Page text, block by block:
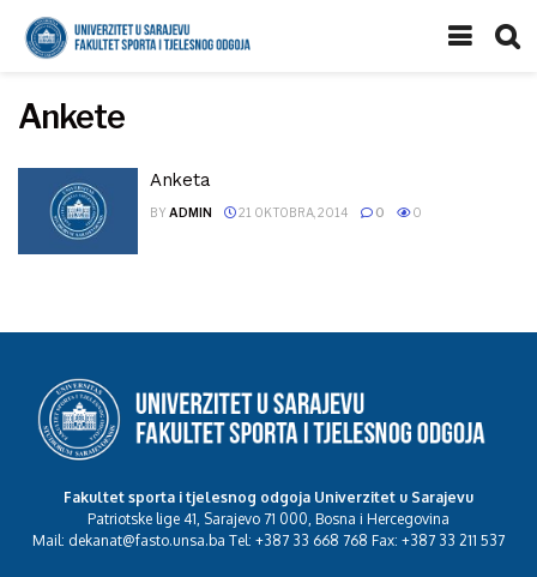
Ankete
Anketa
BY ADMIN 21 OKTOBRA, 2014 0 0
Fakultet sporta i tjelesnog odgoja Univerzitet u Sarajevu
Patriotske lige 41, Sarajevo 71 000, Bosna i Hercegovina
Mail: dekanat@fasto.unsa.ba Tel: +387 33 668 768 Fax: +387 33 211 537